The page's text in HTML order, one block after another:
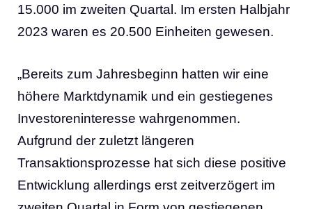
15.000 im zweiten Quartal. Im ersten Halbjahr
2023 waren es 20.500 Einheiten gewesen.
„Bereits zum Jahresbeginn hatten wir eine
höhere Marktdynamik und ein gestiegenes
Investoreninteresse wahrgenommen.
Aufgrund der zuletzt längeren
Transaktionsprozesse hat sich diese positive
Entwicklung allerdings erst zeitverzögert im